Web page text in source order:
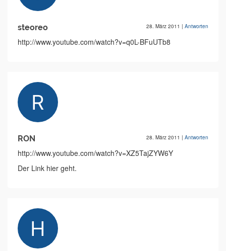
steoreo 28. März 2011 | Antworten
http://www.youtube.com/watch?v=q0L-BFuUTb8
RON 28. März 2011 | Antworten
http://www.youtube.com/watch?v=XZ5TajZYW6Y
Der Link hier geht.